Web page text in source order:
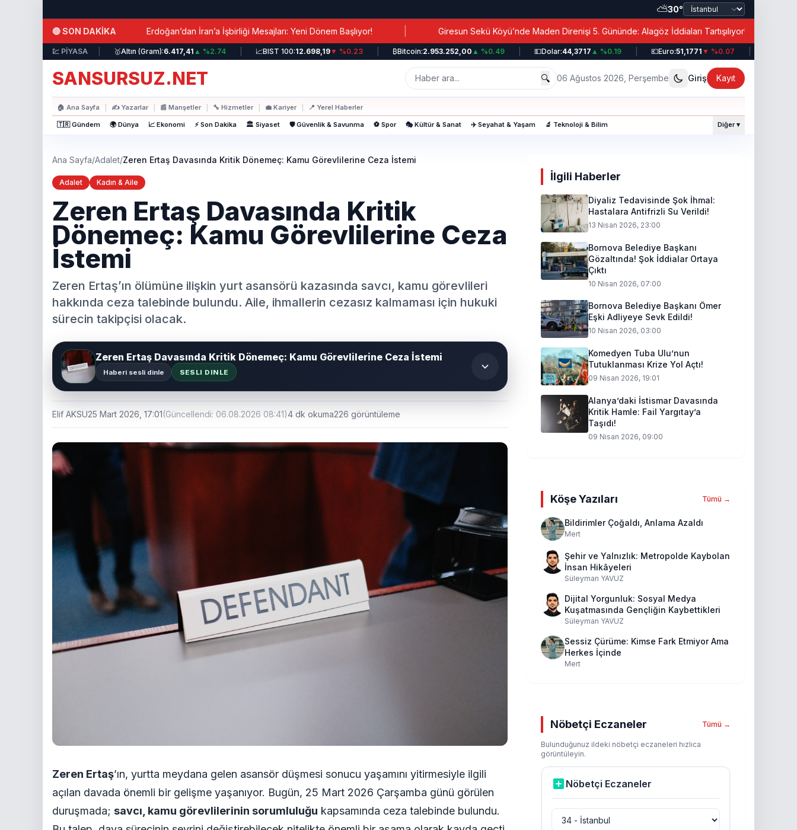
⛅30°
🔴 SON DAKİKA
| Erdoğan’dan İran’a İşbirliği Mesajları: Yeni Dönem Başlıyor! | Giresun Sekü Köyü’nde Maden Direnişi 5. Gününde: Alagöz İddiaları Tartışılıyor! |
💹 PİYASA
▼ %0.25 | Altın (Gram):6.417,41▲ %2.74 | BIST 100:12.698,19▼ %0.23 | Bitcoin:2.953.252,00▲ %0.49 | Dolar:44,3717▲ %0.19 | Euro:51,1771▼ %0.07 |
SANSURSUZ.NET 🔍 06 Ağustos 2026, Perşembe Giriş Kayıt
🏠 Ana Sayfa ✍️Yazarlar 📰 Manşetler 🔧 Hizmetler 💼 Kariyer 📍 Yerel Haberler
🇹🇷 Gündem 🌍 Dünya 📈 Ekonomi ⚡ Son Dakika 🏛️ Siyaset 🛡️ Güvenlik & Savunma ⚽ Spor 🎭 Kültür & Sanat ✈️ Seyahat & Yaşam 🔬 Teknoloji & Bilim Diğer ▾
Ana Sayfa/Adalet/Zeren Ertaş Davasında Kritik Dönemeç: Kamu Görevlilerine Ceza İstemi
Adalet Kadın & Aile
Zeren Ertaş Davasında Kritik
Dönemeç: Kamu Görevlilerine Ceza
İstemi
Zeren Ertaş’ın ölümüne ilişkin yurt asansörü kazasında savcı, kamu görevlileri
hakkında ceza talebinde bulundu. Aile, ihmallerin cezasız kalmaması için hukuki
sürecin takipçisi olacak.
Zeren Ertaş Davasında Kritik Dönemeç: Kamu Görevlilerine Ceza İstemi
Haberi sesli dinle SESLI DINLE
Elif AKSU25 Mart 2026, 17:01(Güncellendi: 06.08.2026 08:41)4 dk okuma226 görüntüleme
Zeren Ertaş’ın, yurtta meydana gelen asansör düşmesi sonucu yaşamını yitirmesiyle ilgili
açılan davada önemli bir gelişme yaşanıyor. Bugün, 25 Mart 2026 Çarşamba günü görülen
duruşmada; savcı, kamu görevlilerinin sorumluluğu kapsamında ceza talebinde bulundu.
İlgili Haberler
Diyaliz Tedavisinde Şok İhmal:
Hastalara Antifrizli Su Verildi!
13 Nisan 2026, 23:00
Bornova Belediye Başkanı
Gözaltında! Şok İddialar Ortaya
Çıktı
10 Nisan 2026, 07:00
Bornova Belediye Başkanı Ömer
Eşki Adliyeye Sevk Edildi!
10 Nisan 2026, 03:00
Komedyen Tuba Ulu’nun
Tutuklanması Krize Yol Açtı!
09 Nisan 2026, 19:01
Alanya’daki İstismar Davasında
Kritik Hamle: Fail Yargıtay’a
Taşıdı!
09 Nisan 2026, 09:00
Köşe Yazıları Tümü →
Bildirimler Çoğaldı, Anlama Azaldı
Mert
Şehir ve Yalnızlık: Metropolde Kaybolan
İnsan Hikâyeleri
Süleyman YAVUZ
Dijital Yorgunluk: Sosyal Medya
Kuşatmasında Gençliğin Kaybettikleri
Süleyman YAVUZ
Sessiz Çürüme: Kimse Fark Etmiyor Ama
Herkes İçinde
Mert
Nöbetçi Eczaneler Tümü →
Bulunduğunuz ildeki nöbetçi eczaneleri hızlıca
görüntüleyin.